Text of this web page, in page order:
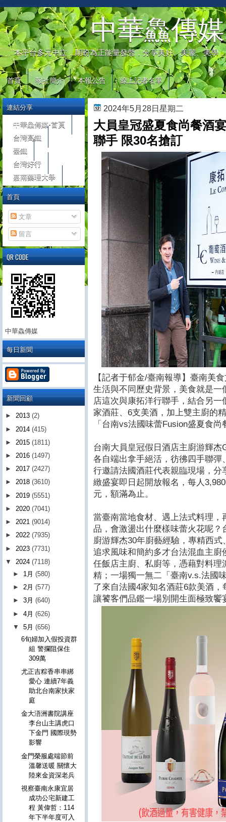
中華鱻傳媒
本平台多元中立，期盼為正能量發聲，分享美好、美麗、美學
首頁 報社簡介 本報公告 線上記者名單
2024年5月28日星期二
大員皇冠盛夏食尚餐酒
聯手 限30名搶訂
【記者于郁金/臺南報導】臺南美
生活與不同歷史背景，美食就是
店這次與康拓洋行聯手，結合另
家酒莊、6支美酒，加上雙主廚的
「台南vs法國味蕾Fusion盛夏食尚
台南大員皇冠假日酒店主廚游輝
各自端出拿手絕活，彷彿四手聯
行邀請法國酒莊代表親臨現場，
緻盛宴即日起開放報名，每人
元，額滿為止。
當臺南當地食材、遇上法式料理
品，會激盪出什麼樣味蕾火花呢
廚游輝杰30年廚藝經驗，專精西
追求風味和簡約多才台法混血主
任飯店主廚、私廚等，憑藉對料
精；一場獨一無二「臺南v.s.法國
了來自法國4家知名酒莊6款美酒
讓饕客們品鑑一場別開生面極致饗
連結分享
中華鱻傳媒-首頁
台灣高鐵
臺鐵
台灣好行
嘉南藥理大學
首頁
文章
留言
QR CODE
中華鱻傳媒
每日新聞
新聞回顧
► 2013 (2)
► 2014 (415)
► 2015 (1811)
► 2016 (1497)
► 2017 (2427)
► 2018 (3610)
► 2019 (5551)
► 2020 (7041)
► 2021 (9014)
► 2022 (7935)
► 2023 (7731)
▼ 2024 (7118)
► 1月(580)
►2月(577)
►3月(640)
►4月(626)
▼5月(656)
6旬婦加入假投資群
組 警攔阻保住
309萬
尤正吉粽香串串綁
愛心 連續7年義
助北台南家扶家
庭
金大浯洲書院講座
李台山主講虎口
下金門 國際現勢
影響
金門榮服處端節前
溫馨送暖 關懷大
陸來金資深老兵
視察臺南永康宜居
成功公宅新建工
程 黃偉哲：114
年下半年度可入